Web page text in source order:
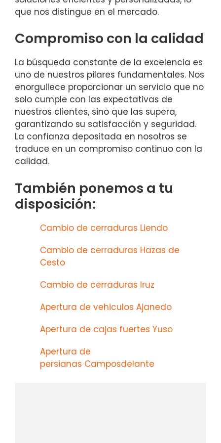
que nos distingue en el mercado.
Compromiso con la calidad
La búsqueda constante de la excelencia es
uno de nuestros pilares fundamentales. Nos
enorgullece proporcionar un servicio que no
solo cumple con las expectativas de
nuestros clientes, sino que las supera,
garantizando su satisfacción y seguridad.
La confianza depositada en nosotros se
traduce en un compromiso continuo con la
calidad.
También ponemos a tu
disposición:
Cambio de cerraduras Liendo
Cambio de cerraduras Hazas de
Cesto
Cambio de cerraduras Iruz
Apertura de vehiculos Ajanedo
Apertura de cajas fuertes Yuso
Apertura de
persianas Camposdelante